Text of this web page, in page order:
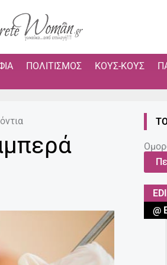
ΠΟΛΙΤΙΣΜΌΣ ΚΟΥΣ-ΚΟΥΣ
@